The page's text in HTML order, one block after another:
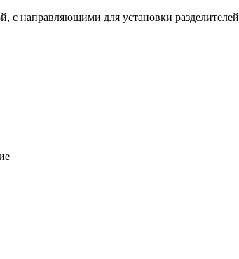
направляющими для установки разделителей